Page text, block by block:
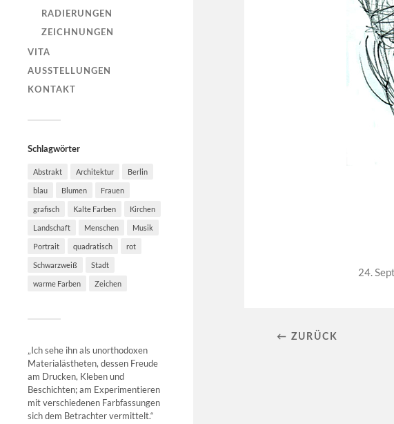
RADIERUNGEN
ZEICHNUNGEN
VITA
AUSSTELLUNGEN
KONTAKT
Schlagwörter
Abstrakt Architektur Berlin
blau Blumen Frauen
grafisch Kalte Farben Kirchen
Landschaft Menschen Musik
Portrait quadratisch rot
Schwarzweiß Stadt
warme Farben Zeichen
„Ich sehe ihn als unorthodoxen
Materialästheten, dessen Freude
am Drucken, Kleben und
Beschichten; am Experimentieren
mit verschiedenen Farbfassungen
sich dem Betrachter vermittelt.“
24.
← ZURÜCK